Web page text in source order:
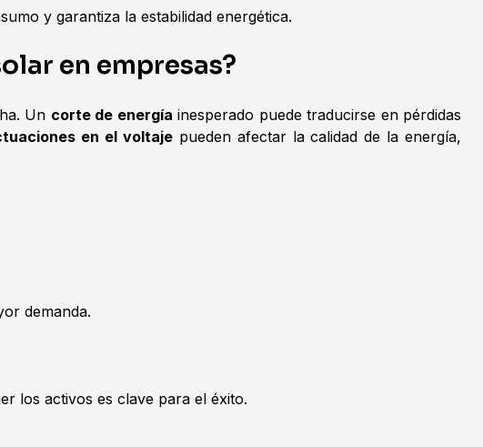
y garantiza la estabilidad energética.
en empresas?
Un corte de energía inesperado puede traducirse en pérdidas
en el voltajepueden afectar la calidad de la energía,
demanda.
los activos es clave para el éxito.